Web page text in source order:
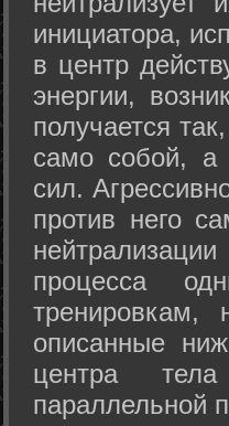
инициатора,
в центр
энергии,
получается
само собой, а
сил.
против него
процесса
тренировкам,
описанные
центра
параллельной